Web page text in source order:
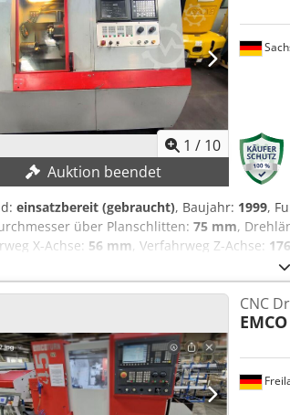
1 / 10
Auktion beendet
einsatzbereit (gebraucht), Baujahr: 1999,
über Planschlitten: 75 mm,
X-Achse: 56 mm, Verfahrweg Z-Achse:
mm Drehdurchmesser über Planschlitten:
X-Achse: 56 mm Verfahrweg Z-Achse:
im vorderen Lager: 50
30 mm MASCHINEN-DETAILS
400 V Frequenz: 50-60 Hz Abmessungen
ca.: 1 t AUSSTATTUNG
CNC
EMCO